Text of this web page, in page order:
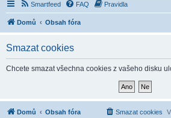
Smartfeed FAQ Pravidla
Domů Obsah fóra
Smazat cookies
Chcete smazat všechna cookies z vašeho disku
Domů Obsah fóra Smazat cookies